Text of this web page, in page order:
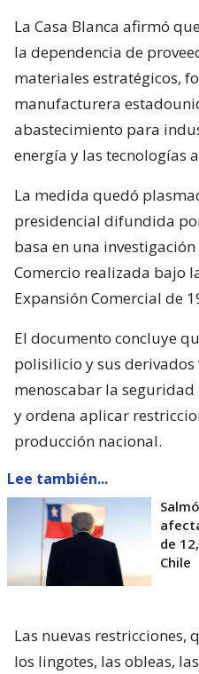
La Casa Blanca afirmó
la dependencia de
materiales estratégicos,
manufacturera
abastecimiento para
energía y las tecnologías
La medida quedó
presidencial difundida
basa en una
Comercio realizada bajo
Expansión Comercial de
El documento concluye
polisilicio y sus derivados
menoscabar la
y ordena aplicar
producción nacional.
Lee también...
de
Chile
Las nuevas
los lingotes, las obleas,